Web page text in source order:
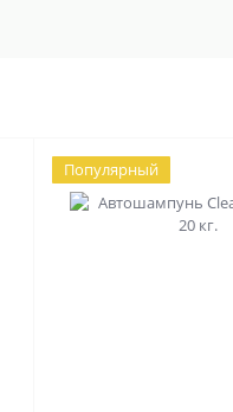
Популярный